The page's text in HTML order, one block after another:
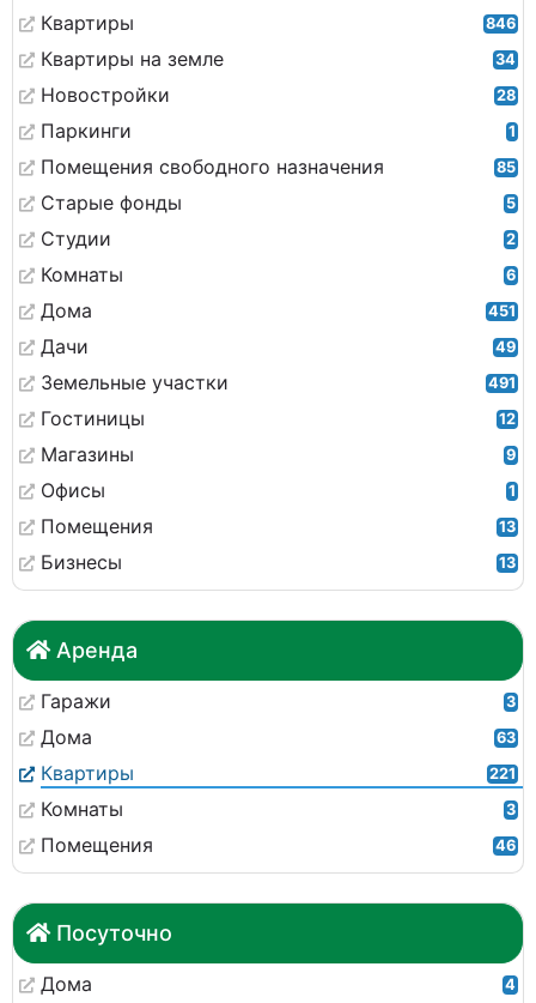
Квартиры 846
Квартиры на земле 34
Новостройки 28
Паркинги 1
Помещения свободного назначения 85
Старые фонды 5
Студии 2
Комнаты 6
Дома 451
Дачи 49
Земельные участки 491
Гостиницы 12
Магазины 9
Офисы 1
Помещения 13
Бизнесы 13
Аренда
Гаражи 3
Дома 63
Квартиры 221
Комнаты 3
Помещения 46
Посуточно
Дома 4